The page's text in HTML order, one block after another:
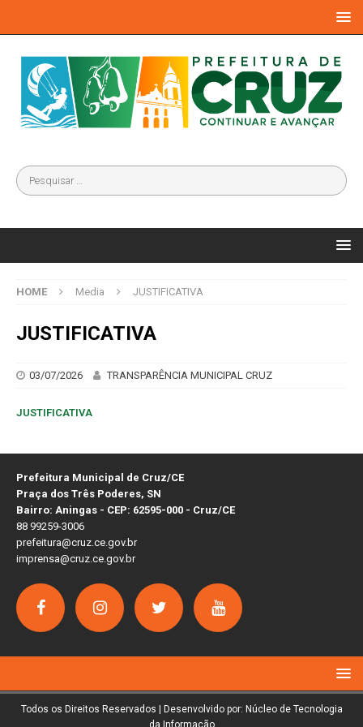
HOME Media JUSTIFICATIVA
JUSTIFICATIVA
03/07/2026 TRANSPARÊNCIA MUNICIPAL CRUZ
JUSTIFICATIVA
Prefeitura Municipal de Cruz/CE
Praça dos Três Poderes, SN
Bairro: Aningas - CEP: 62595-000 - Cruz/CE
88 99259-3006
prefeitura@cruz.ce.gov.br
imprensa@cruz.ce.gov.br
Todos os Direitos Reservados | Desenvolvido por: Núcleo de Tecnologia
da Informação